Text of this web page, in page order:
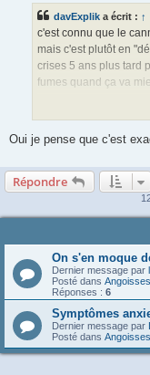
davExplik a écrit : ↑
c'est connu que le
mais c'est plutôt en
crises 5 ans plus tard
fumes quand ça va
reprovoque un
Oui je pense que c'est
Répondre
On s'en moque
Dernier message par
Posté dans
Réponses : 6
Symptômes
Dernier message par
Posté dans